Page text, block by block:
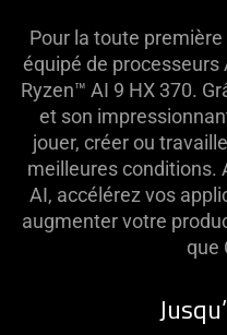
Pour la toute
équipé de processeurs
Ryzen™ AI 9 HX 370.
et son
jouer, créer ou
meilleures conditions.
AI, accélérez vos
augmenter votre
que